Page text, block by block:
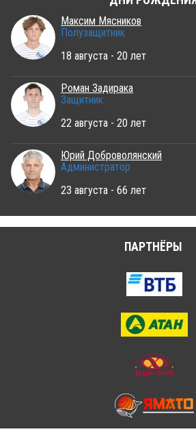
Максим Мясников
Полузащитник
18 августа - 20 лет
Роман Задирака
Защитник
22 августа - 20 лет
Юрий Доброволянский
Администратор
23 августа - 66 лет
ПАРТНЁРЫ